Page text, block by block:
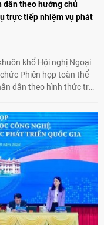
dân theo hướng chủ
trực tiếp nhiệm vụ phát
khổ Hội nghị Ngoại
Phiên họp toàn thể
dân theo hình thức trực
ở nước ngoài.